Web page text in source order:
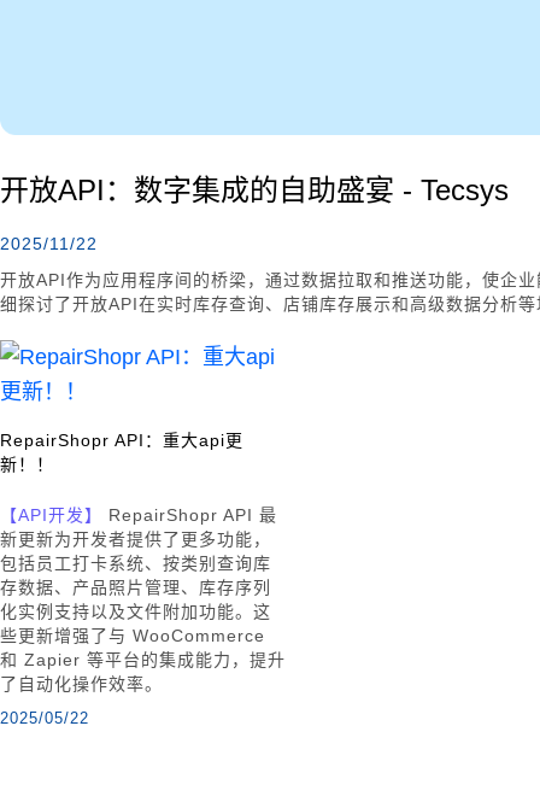
开放API：数字集成的自助盛宴 - Tecsys
2025/11/22
开放API作为应用程序间的桥梁，通过数据拉取和推送功能，使企
细探讨了开放API在实时库存查询、店铺库存展示和高级数据分析
RepairShopr API：重大api更
新！！
【API开发】
RepairShopr API 最
新更新为开发者提供了更多功能，
包括员工打卡系统、按类别查询库
存数据、产品照片管理、库存序列
化实例支持以及文件附加功能。这
些更新增强了与 WooCommerce
和 Zapier 等平台的集成能力，提升
了自动化操作效率。
2025/05/22